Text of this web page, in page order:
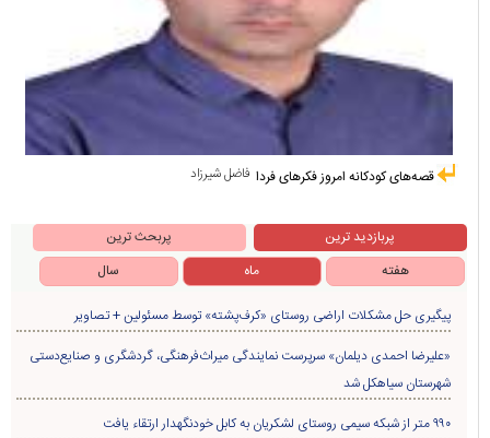
فاضل شیرزاد قصه‌های کودکانه امروز فکرهای فردا
پربازدید ترین
پربحث ترین
هفته
ماه سال
پیگیری حل مشکلات اراضی روستای «کرف‌پشته» توسط مسئولین + تصاویر
«علیرضا احمدی دیلمان» سرپرست نمایندگی میراث‌فرهنگی، گردشگری و صنایع‌دستی
شهرستان سیاهکل شد
۹۹۰ متر از شبکه سیمی روستای لشکریان به کابل خودنگهدار ارتقاء یافت